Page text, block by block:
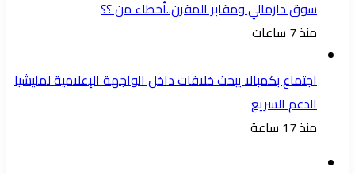
سوق دارمالي ومقابر المقرن..أخطاء من ؟؟
منذ 7 ساعات
اجتماع بكمبالا يبحث خلافات داخل الواجهة الإعلامية لمليشيا
الدعم السريع
منذ 17 ساعة